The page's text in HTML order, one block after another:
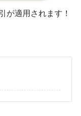
が適用されます！